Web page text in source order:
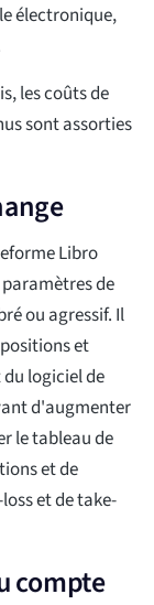
électronique,
les coûts de
sont assorties
Libro
de
ou agressif. Il
et
logiciel de
d'augmenter
le tableau de
et de
et de take-
compte